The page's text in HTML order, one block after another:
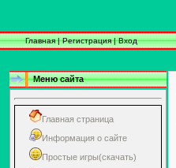
Главная|Регистрация|Вход
Меню сайта
Главная страница
Информация о сайте
Простые игры(скачать)